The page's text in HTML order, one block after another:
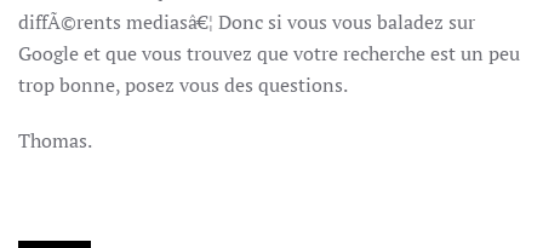
diffÃ©rents mediasâ€¦ Donc si vous vous baladez sur
Google et que vous trouvez que votre recherche est un peu
trop bonne, posez vous des questions.
Thomas.